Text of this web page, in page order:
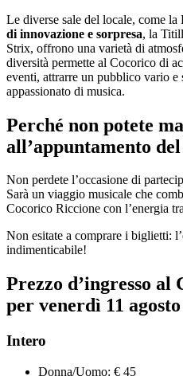
Le diverse sale del locale, come la
di innovazione e sorpresa, la
Strix, offrono una varietà di
diversità permette al Cocorico di
eventi, attrarre un pubblico vario
appassionato di musica.
Perché non potete
all’appuntamento
Non perdete l’occasione di
Sarà un viaggio musicale che
Cocorico Riccione con l’energia
Non esitate a comprare i biglietti:
indimenticabile!
Prezzo d’ingresso al
per venerdì 11
Intero
Donna/Uomo: € 45